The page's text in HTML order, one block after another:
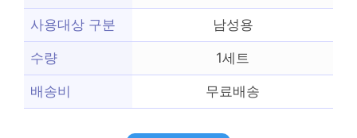
사용대상 구분 남성용
수량 1세트
배송비 무료배송